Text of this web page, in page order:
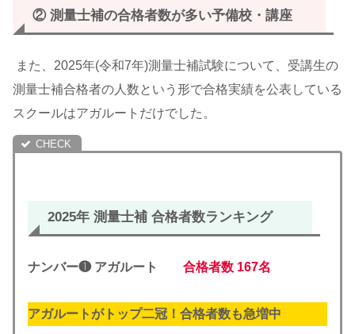
② 測量士補の合格者数が多い予備校・ 講座
また、2025年(令和7年)測量士補試験について、受講生の
測量士補合格者の人数という形で合格実績を公表している
スクールはアガルートだけでした。
2025年 測量士補 合格者数ランキング
ナンバー❶ アガルート 合格者数 167名
アガルートがトップ二冠！合格者数も急増中